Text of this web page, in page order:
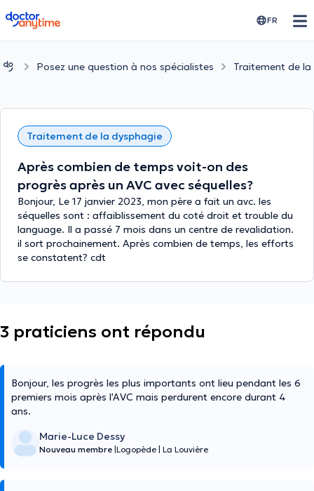
doctoranytime FR
Posez une question à nos spécialistes Traitement de
Traitement de la dysphagie
Après combien de temps voit-on des
progrès après un AVC avec séquelles?
Bonjour, Le 17 janvier 2023, mon père a fait un avc. les
séquelles sont : affaiblissement du coté droit et trouble du
language. Il a passé 7 mois dans un centre de revalidation.
il sort prochainement. Après combien de temps, les efforts
se constatent? cdt
3 praticiens ont répondu
Bonjour, les progrès les plus importants ont lieu pendant les 6
premiers mois après l'AVC mais perdurent encore durant 4
ans.
Marie-Luce Dessy
Nouveau membre Logopède La Louvière